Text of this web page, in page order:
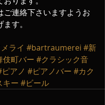
ご連絡下さいますようお
す‬。
ライ #bartraumerei #新
伎町バー #クラシック音
アノ #ピアノバー #カク
キー #ビール